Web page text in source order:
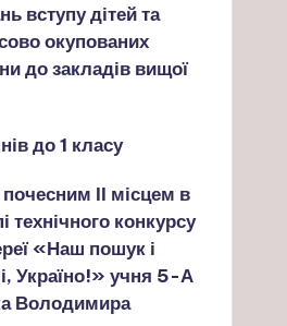
вступу дітей та
окупованих
до закладів вищої
до 1 класу
ІІ місцем в
технічного конкурсу
«Наш пошук і
Україно!» учня 5-А
Володимира